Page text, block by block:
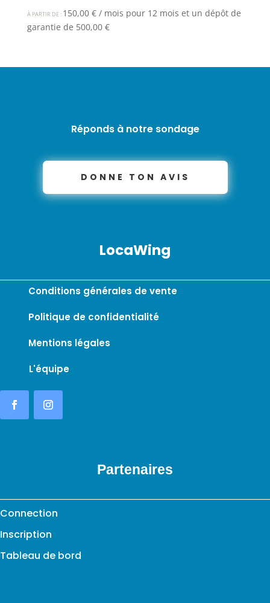
À PARTIR DE : 150,00 € / mois pour 12 mois et un dépôt de
garantie de 500,00 €
Réponds à notre sondage
DONNE TON AVIS
LocaWing
Conditions générales de vente
Politique de confidentialité
Mentions légales
L'équipe
Partenaires
Connection
Inscription
Tableau de bord